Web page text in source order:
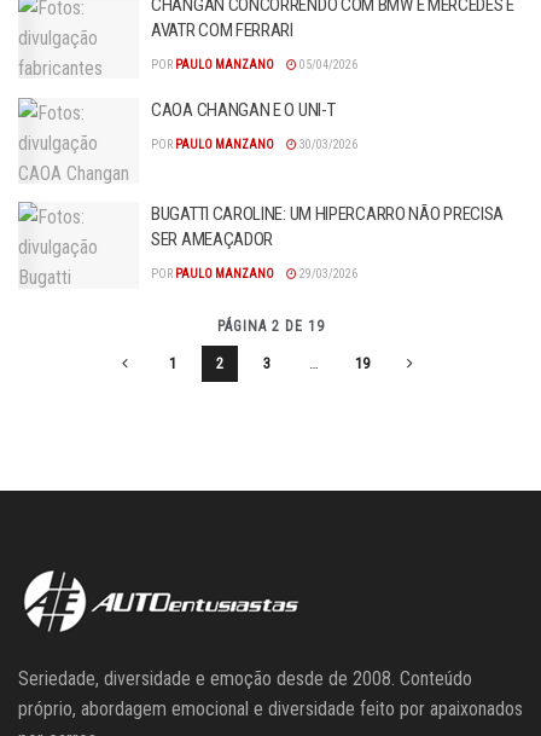
AVATR COM FERRARI
POR PAULO MANZANO 05/04/2026
CAOA CHANGAN E O UNI-T
POR PAULO MANZANO 30/03/2026
BUGATTI CAROLINE: UM HIPERCARRO NÃO PRECISA
SER AMEAÇADOR
POR PAULO MANZANO 29/03/2026
PÁGINA 2 DE 19
1 2 3 … 19
Seriedade, diversidade e emoção desde de 2008. Conteúdo
próprio, abordagem emocional e diversidade feito por apaixonados